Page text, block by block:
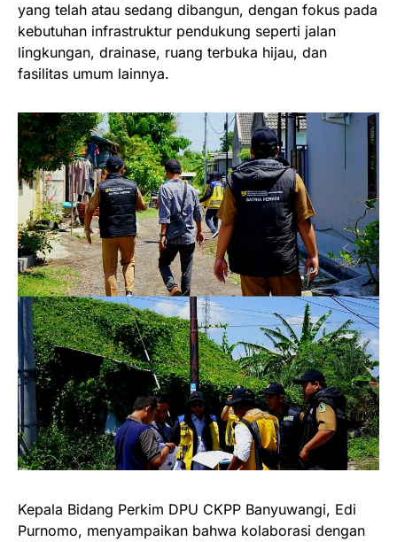
yang telah atau sedang dibangun, dengan fokus pada
kebutuhan infrastruktur pendukung seperti jalan
lingkungan, drainase, ruang terbuka hijau, dan
fasilitas umum lainnya.
Kepala Bidang Perkim DPU CKPP Banyuwangi, Edi
Purnomo, menyampaikan bahwa kolaborasi dengan